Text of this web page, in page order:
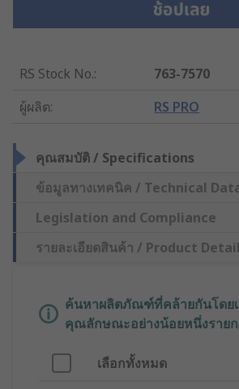
RS Stock No.:
763-7570
ผู้ผลิต: RS PRO
คุณสมบัติ / Specifications
ข้อมูลทางเทคนิค / Technical
Legislation and Compliance
รายละเอียดสินค้า / Product
ค้นหาผลิตภัณฑ์ที่คล้ายกันโดย
คุณลักษณะอย่างน้อยหนึ่งราย
เลือกทั้งหมด